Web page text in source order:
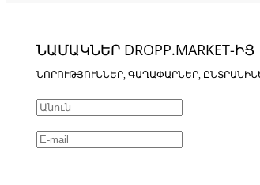
ՆԱՄԱԿՆԵՐ DROPP.MARKET-ԻՑ
ՆՈՐՈՒԹՅՈՒՆՆԵՐ, ԳԱՂԱՓԱՐՆԵՐ,